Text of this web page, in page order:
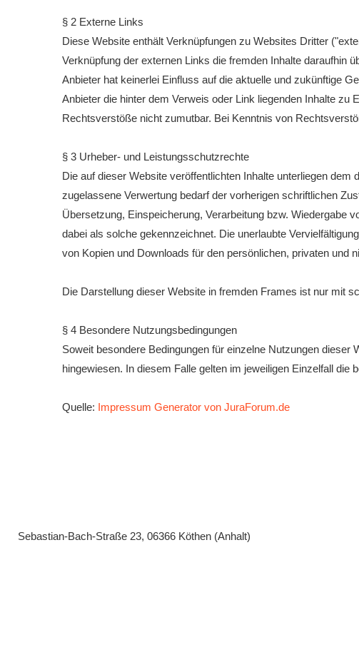
§ 2 Externe Links
Diese Website enthält Verknüpfungen zu Websites Dritter
Verknüpfung der externen Links die fremden Inhalte daraufhin
Anbieter hat keinerlei Einfluss auf die aktuelle und zukünftige
Anbieter die hinter dem Verweis oder Link liegenden Inhalte
Rechtsverstöße nicht zumutbar. Bei Kenntnis von
§ 3 Urheber- und Leistungsschutzrechte
Die auf dieser Website veröffentlichten Inhalte unterliegen
zugelassene Verwertung bedarf der vorherigen schriftlichen
Übersetzung, Einspeicherung, Verarbeitung bzw. Wiedergabe
dabei als solche gekennzeichnet. Die unerlaubte
von Kopien und Downloads für den persönlichen, privaten und
Die Darstellung dieser Website in fremden Frames ist nur mit
§ 4 Besondere Nutzungsbedingungen
Soweit besondere Bedingungen für einzelne Nutzungen
hingewiesen. In diesem Falle gelten im jeweiligen Einzelfall die
Quelle: Impressum Generator von JuraForum.de
Sebastian-Bach-Straße 23, 06366 Köthen (Anhalt)